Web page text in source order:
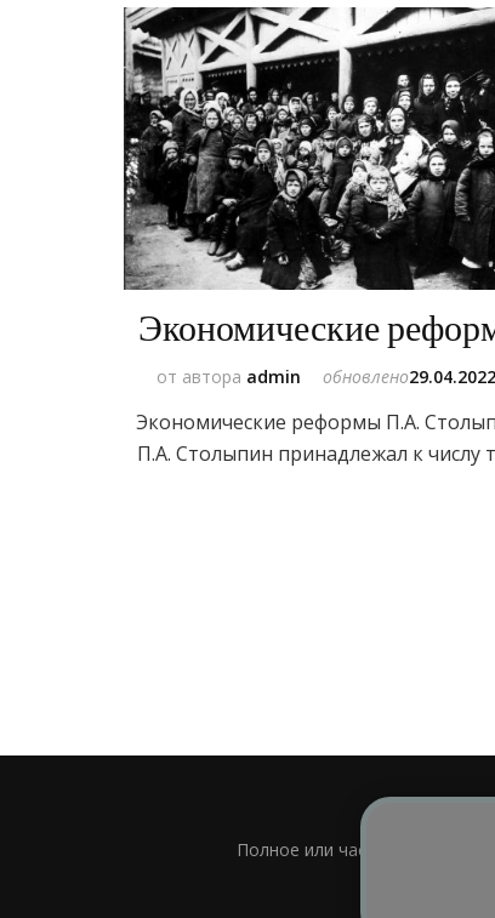
Экономические
от автора admin обновлено29.04.2022
Экономические реформы П.А.
П.А. Столыпин принадлежал к числу
Полное или частичное